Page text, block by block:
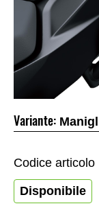
Variante:
Codice articolo
Disponibile